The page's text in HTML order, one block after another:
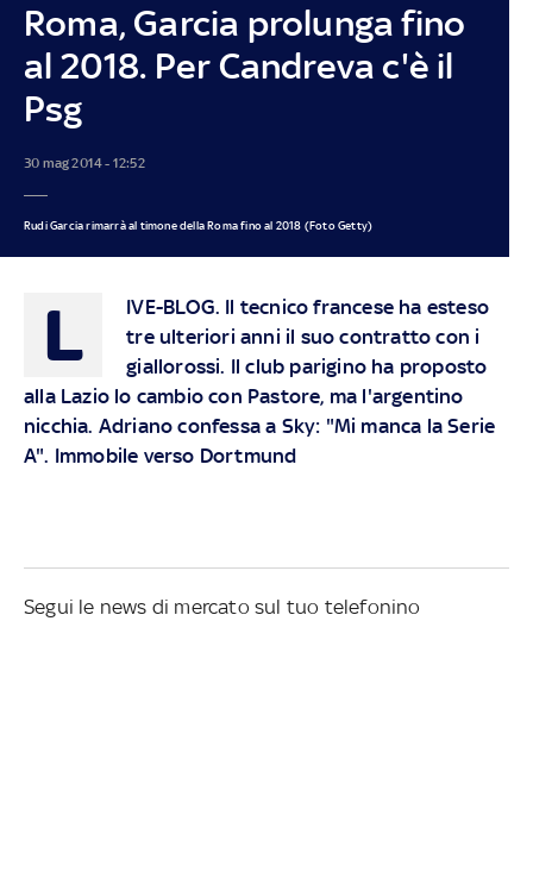
Roma, Garcia prolunga fino
al 2018. Per Candreva c'è il
Psg
30 mag 2014 - 12:52
Rudi Garcia rimarrà al timone della Roma fino al 2018 (Foto Getty)
L IVE-BLOG. Il tecnico francese ha esteso
tre ulteriori anni il suo contratto con i
giallorossi. Il club parigino ha proposto
alla Lazio lo cambio con Pastore, ma l'argentino
nicchia. Adriano confessa a Sky: "Mi manca la Serie
A". Immobile verso Dortmund
Segui le news di mercato sul tuo telefonino